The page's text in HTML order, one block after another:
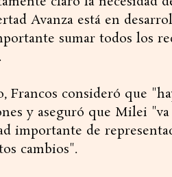
Avanza está en
sumar todos los
Francos consideró que
y aseguró que Milei
importante de
cambios".